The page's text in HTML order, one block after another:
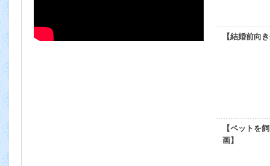
【結婚前向
【ペットを
画】